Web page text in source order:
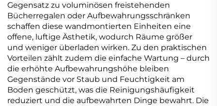
Gegensatz zu voluminösen freistehenden
Bücherregalen oder Aufbewahrungsschränken
schaffen diese wandmontierten Einheiten eine
offene, luftige Ästhetik, wodurch Räume größer
und weniger überladen wirken. Zu den praktischen
Vorteilen zählt zudem die einfache Wartung – durch
die erhöhte Aufbewahrungshöhe bleiben
Gegenstände vor Staub und Feuchtigkeit am
Boden geschützt, was die Reinigungshäufigkeit
reduziert und die aufbewahrten Dinge bewahrt. Die